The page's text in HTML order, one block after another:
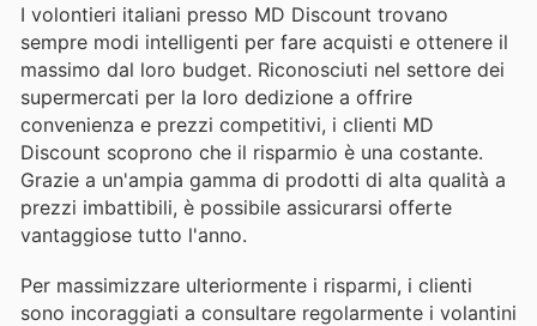
I volontieri italiani presso MD Discount trovano
sempre modi intelligenti per fare acquisti e ottenere il
massimo dal loro budget. Riconosciuti nel settore dei
supermercati per la loro dedizione a offrire
convenienza e prezzi competitivi, i clienti MD
Discount scoprono che il risparmio è una costante.
Grazie a un'ampia gamma di prodotti di alta qualità a
prezzi imbattibili, è possibile assicurarsi offerte
vantaggiose tutto l'anno.
Per massimizzare ulteriormente i risparmi, i clienti
sono incoraggiati a consultare regolarmente i volantini